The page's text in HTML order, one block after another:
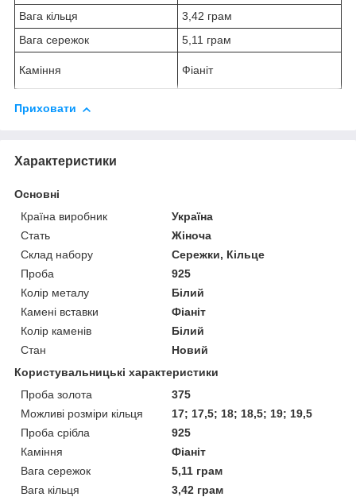
Вага кільця
3,42 грам
Вага сережок
5,11 грам
Каміння Фіаніт
Приховати
Характеристики
Основні
Країна виробник
Україна
Стать
Жіноча
Склад набору
Сережки, Кільце
Проба
925
Колір металу
Білий
Камені вставки
Фіаніт
Колір каменів
Білий
Стан
Новий
Користувальницькі характеристики
Проба золота
375
Можливі розміри кільця
17; 17,5; 18; 18,5; 19; 19,5
Проба срібла
925
Каміння
Фіаніт
Вага сережок
5,11 грам
Вага кільця
3,42 грам